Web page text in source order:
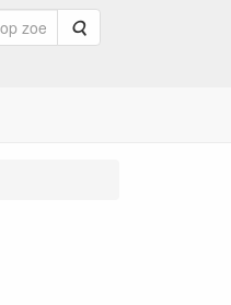
Zoeken